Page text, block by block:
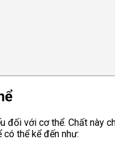
đối với cơ thể. Chất này
thể kể đến như: